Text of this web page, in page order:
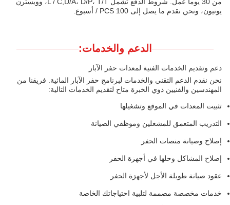
من 30 يوما عمل. شروط الدفع تشمل L / C,D/A، D/P، T/T، وويسترن
يونيون، ونحن نقدم ما يصل إلى 100 PCS / أسبوع.
الدعم والخدمات:
دعم وتقديم الخدمات الفنية لمعدات حفر الآبار
نحن نقدم الدعم التقني والخدمات لبرنامج حفر الآبار المائية. فريقنا من
المهندسين والفنيين ذوي الخبرة متاح لتقديم الخدمات التالية:
تثبيت المعدات في الموقع وتشغيلها
التدريب المتعمق للمشغلين وموظفي الصيانة
إصلاح وصيانة منصات الحفر
إصلاح المشاكل وحلها في أجهزة الحفر
عقود صيانة طويلة الأجل لأجهزة الحفر
خدمات مخصصة مصممة لتلبية احتياجاتك الخاصة